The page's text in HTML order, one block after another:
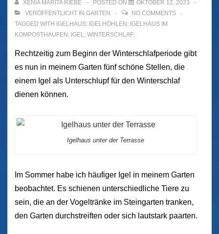
XENIA MARITA RIEBE POSTED ON
OKTOBER 12, 2023
VERÖFFENTLICHT IN GARTEN
NO COMMENTS
TAGGED WITH IGELHAUS; IGELHÖHLEN; IGELHAUS IM
KOMPOSTHAUFEN; IGEL; WINTERSCHLAF;
Rechtzeitig zum Beginn der Winterschlafperiode gibt
es nun in meinem Garten fünf schöne Stellen, die
einem Igel als Unterschlupf für den Winterschlaf
dienen können.
Igelhaus unter der Terrasse
Im Sommer habe ich häufiger Igel in meinem Garten
beobachtet. Es schienen unterschiedliche Tiere zu
sein, die an der Vogeltränke im Steingarten tranken,
den Garten durchstreiften oder sich lautstark paarten.